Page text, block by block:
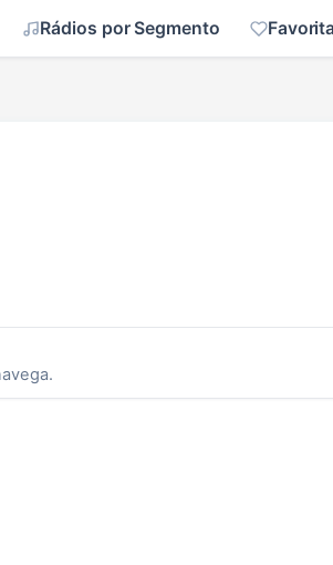
Rádios por Segmento